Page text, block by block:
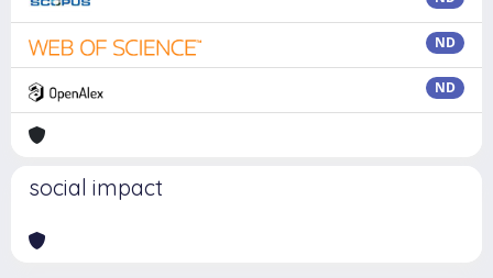
ND
ND
social impact